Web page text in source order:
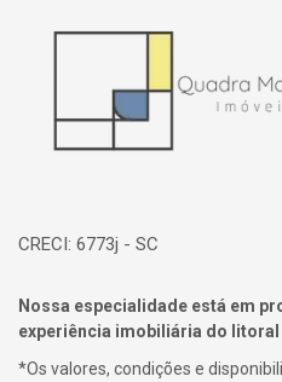
CRECI: 6773j - SC
Nossa especialidade está em
experiência imobiliária do litoral
*Os valores, condições e